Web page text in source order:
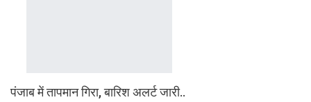
पंजाब में तापमान गिरा, बारिश अलर्ट जारी..